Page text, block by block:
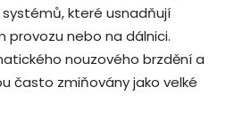
které usnadňují
provozu nebo na dálnici.
nouzového brzdění a
často zmiňovány jako velké